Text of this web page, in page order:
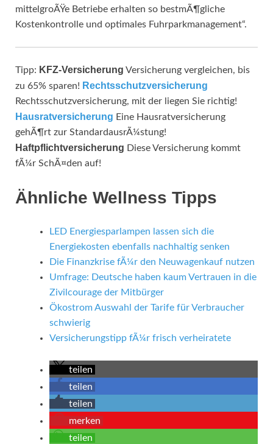
mittelgroÃŸe Betriebe erhalten so bestmÃ¶gliche
Kostenkontrolle und optimales Fuhrparkmanagement“.
Tipp: KFZ-Versicherung Versicherung vergleichen, bis
zu 65% sparen! Rechtsschutzversicherung
Rechtsschutzversicherung, mit der liegen Sie richtig!
Hausratversicherung Eine Hausratversicherung
gehÃ¶rt zur StandardausrÃ¼stung!
Haftpflichtversicherung Diese Versicherung kommt
fÃ¼r SchÃ¤den auf!
Ähnliche Wellness Tipps
LED Energiesparlampen lassen sich die
Energiekosten ebenfalls nachhaltig senken
Die Finanzkrise fÃ¼r den Neuwagenkauf nutzen
Umfrage: Deutsche haben kaum Vertrauen in die
Zivilcourage der Mitbürger
Ökostrom Auswahl der Tarife für Verbraucher
schwierig
Versicherungstipp fÃ¼r frisch verheiratete
teilen
teilen
teilen
merken
teilen